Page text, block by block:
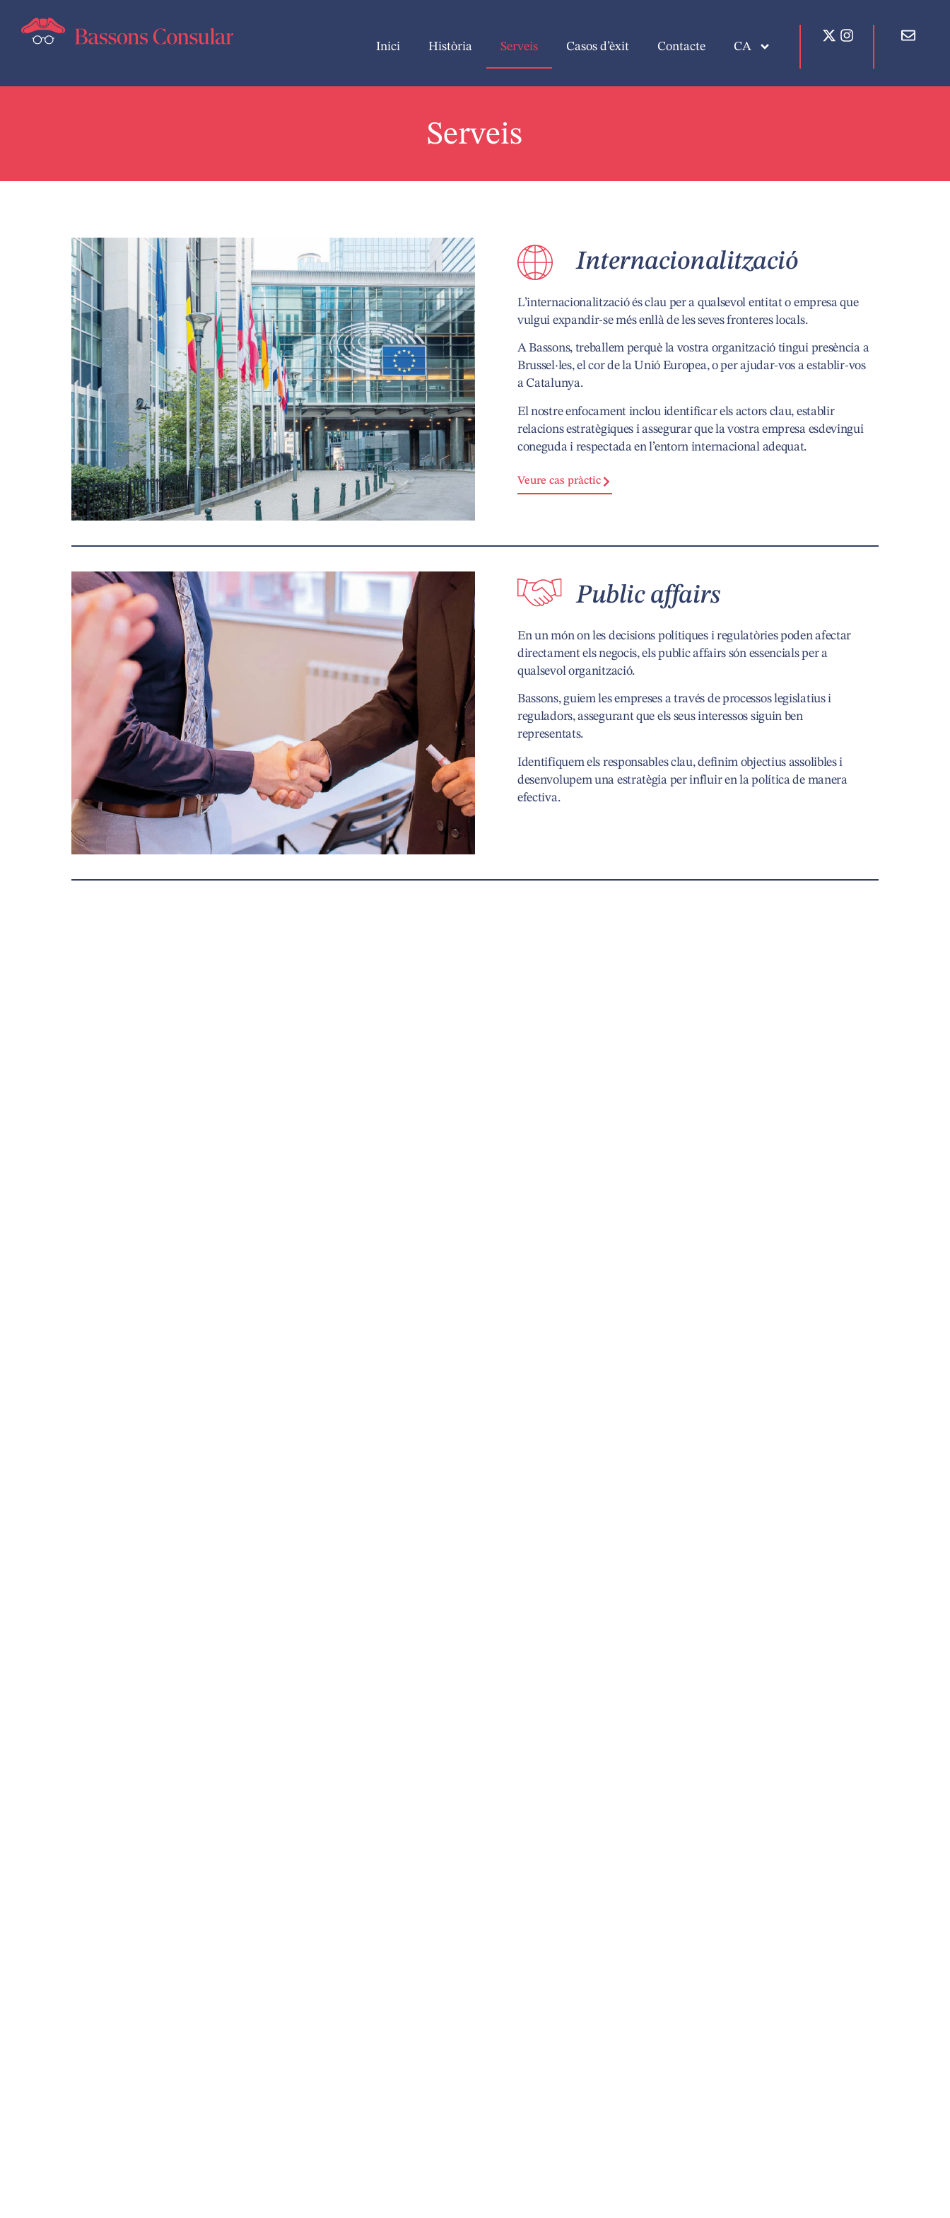
Inici Història Serveis Casos d’èxit Contacte CA
Serveis
Internacionalització
L’internacionalització és clau per a qualsevol entitat o empresa que
vulgui expandir-se més enllà de les seves fronteres locals.
A Bassons, treballem perquè la vostra organització tingui presència a
Brussel·les, el cor de la Unió Europea, o per ajudar-vos a establir-vos
a Catalunya.
El nostre enfocament inclou identificar els actors clau, establir
relacions estratègiques i assegurar que la vostra empresa esdevingui
coneguda i respectada en l’entorn internacional adequat.
Veure cas pràctic
Public affairs
En un món on les decisions polítiques i regulatòries poden afectar
directament els negocis, els public affairs són essencials per a
qualsevol organització.
Bassons, guiem les empreses a través de processos legislatius i
reguladors, assegurant que els seus interessos siguin ben
representats.
Identifiquem els responsables clau, definim objectius assolibles i
desenvolupem una estratègia per influir en la política de manera
efectiva.